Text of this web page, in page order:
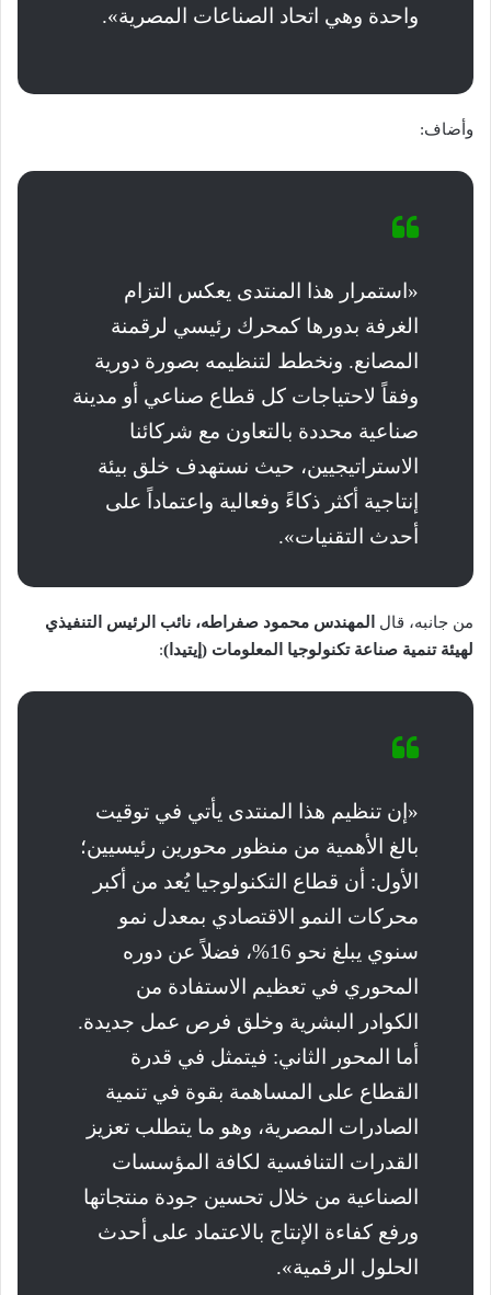
واحدة وهي اتحاد الصناعات المصرية».
وأضاف:
«استمرار هذا المنتدى يعكس التزام
الغرفة بدورها كمحرك رئيسي لرقمنة
المصانع. ونخطط لتنظيمه بصورة دورية
وفقاً لاحتياجات كل قطاع صناعي أو مدينة
صناعية محددة بالتعاون مع شركائنا
الاستراتيجيين، حيث نستهدف خلق بيئة
إنتاجية أكثر ذكاءً وفعالية واعتماداً على
أحدث التقنيات».
من جانبه، قال
المهندس محمود صفراطه، نائب الرئيس التنفيذي
لهيئة تنمية صناعة تكنولوجيا المعلومات (إيتيدا):
«إن تنظيم هذا المنتدى يأتي في توقيت
بالغ الأهمية من منظور محورين رئيسيين؛
الأول: أن قطاع التكنولوجيا يُعد من أكبر
محركات النمو الاقتصادي بمعدل نمو
سنوي يبلغ نحو 16%، فضلاً عن دوره
المحوري في تعظيم الاستفادة من
الكوادر البشرية وخلق فرص عمل جديدة.
أما المحور الثاني: فيتمثل في قدرة
القطاع على المساهمة بقوة في تنمية
الصادرات المصرية، وهو ما يتطلب تعزيز
القدرات التنافسية لكافة المؤسسات
الصناعية من خلال تحسين جودة منتجاتها
ورفع كفاءة الإنتاج بالاعتماد على أحدث
الحلول الرقمية».